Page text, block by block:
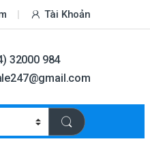
Tài Khoản
32000 984